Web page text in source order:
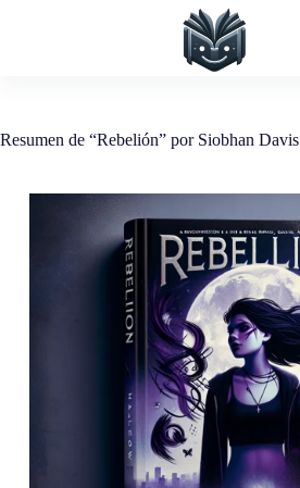
Resumen de “Rebelión” por Siobhan Davis